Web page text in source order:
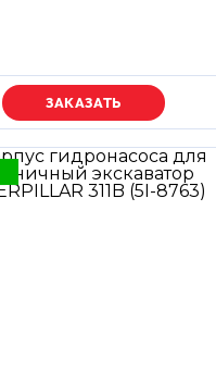
Уточняйте цену